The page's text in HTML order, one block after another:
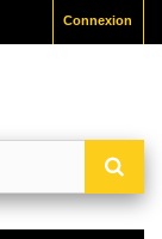
Connexion